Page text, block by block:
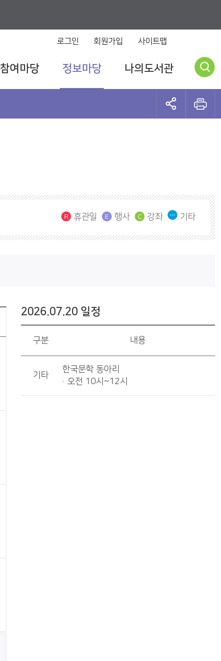
로그인 회원가입 사이트맵
참여마당 정보마당 나의도서관
휴관일 행사 강좌 기타
2026.07.20 일정
구분 내용
기타
한국문학 동아리
오전 10시~12시